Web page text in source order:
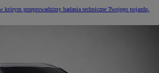
przeprowadzimy badania techniczne Twojego pojazdu,